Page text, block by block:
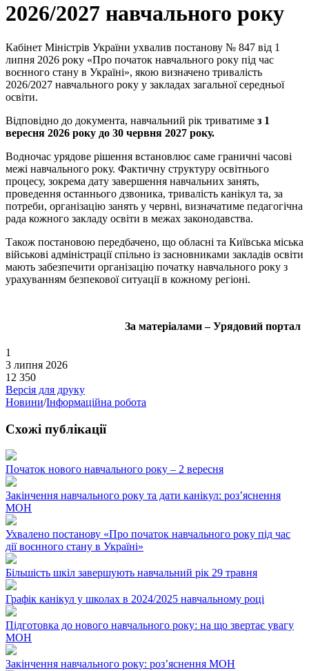
2026/2027 навчального року
Кабінет Міністрів України ухвалив постанову № 847 від 1
липня 2026 року «Про початок навчального року під час
воєнного стану в Україні», якою визначено тривалість
2026/2027 навчального року у закладах загальної середньої
освіти.
Відповідно до документа, навчальний рік триватиме з 1
вересня 2026 року до 30 червня 2027 року.
Водночас урядове рішення встановлює саме граничні часові
межі навчального року. Фактичну структуру освітнього
процесу, зокрема дату завершення навчальних занять,
проведення останнього дзвоника, тривалість канікул та, за
потреби, організацію занять у червні, визначатиме педагогічна
рада кожного закладу освіти в межах законодавства.
Також постановою передбачено, що обласні та Київська міська
військові адміністрації спільно із засновниками закладів освіти
мають забезпечити організацію початку навчального року з
урахуванням безпекової ситуації в кожному регіоні.
За матеріалами – Урядовий портал
1
3 липня 2026
12 350
Версія для друку
Новини/Інформаційна робота
Схожі публікації
Початок нового навчального року – 2 вересня
Закінчення навчального року та дати канікул: розʼяснення
МОН
Ухвалено постанову «Про початок навчального року під час
дії воєнного стану в Україні»
Більшість шкіл завершують навчальний рік 29 травня
Графік канікул у школах в 2024/2025 навчальному році
Підготовка до нового навчального року: на що звертає увагу
МОН
Закінчення навчального року: роз’яснення МОН